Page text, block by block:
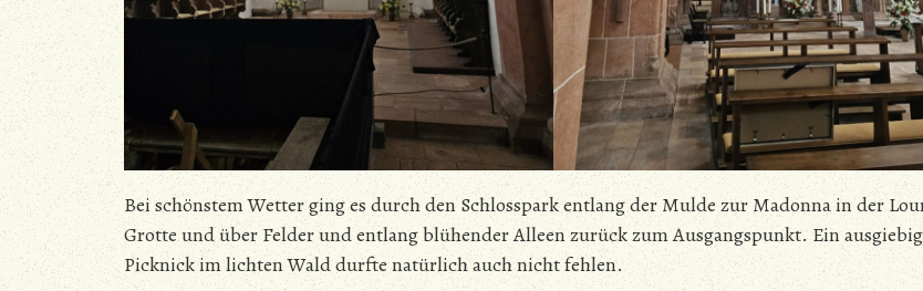
Bei schönstem Wetter ging es durch den Schlosspark entlang der Mulde zur Madonna in der
Grotte und über Felder und entlang blühender Alleen zurück zum Ausgangspunkt. Ein
Picknick im lichten Wald durfte natürlich auch nicht fehlen.